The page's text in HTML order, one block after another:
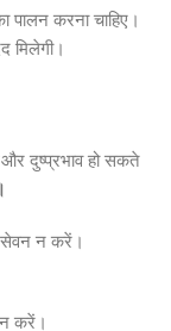
करना चाहिए।
मिलेगी।
दुष्प्रभाव हो सकते
सेवन न करें।
करें।